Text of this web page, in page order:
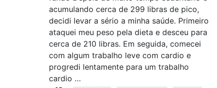
acumulando cerca de 299 libras de pico,
decidi levar a sério a minha saúde. Primeiro
ataquei meu peso pela dieta e desceu para
cerca de 210 libras. Em seguida, comecei
com algum trabalho leve com cardio e
progredi lentamente para um trabalho
cardio …